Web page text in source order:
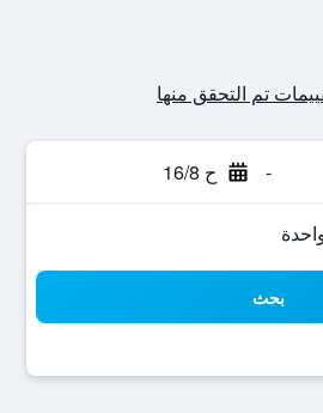
- ح 16/8
بحث